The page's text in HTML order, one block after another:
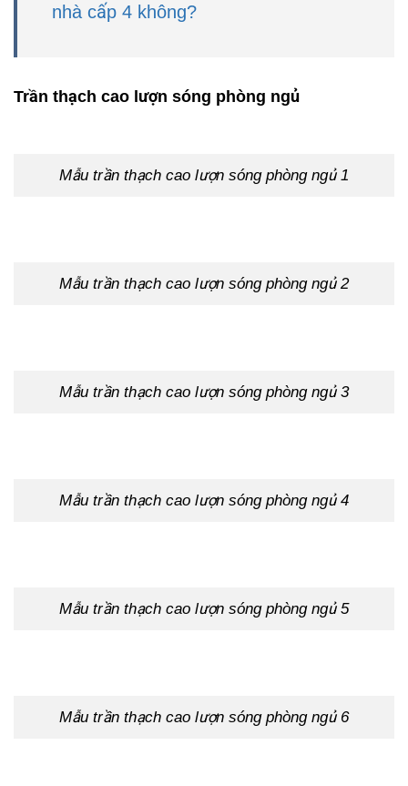
nhà cấp 4 không?
Trần thạch cao lượn sóng phòng ngủ
Mẫu trần thạch cao lượn sóng phòng ngủ 1
Mẫu trần thạch cao lượn sóng phòng ngủ 2
Mẫu trần thạch cao lượn sóng phòng ngủ 3
Mẫu trần thạch cao lượn sóng phòng ngủ 4
Mẫu trần thạch cao lượn sóng phòng ngủ 5
Mẫu trần thạch cao lượn sóng phòng ngủ 6